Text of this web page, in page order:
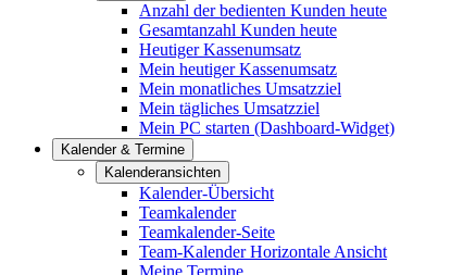
Anzahl der bedienten Kunden heute
Gesamtanzahl Kunden heute
Heutiger Kassenumsatz
Mein heutiger Kassenumsatz
Mein monatliches Umsatzziel
Mein tägliches Umsatzziel
Mein PC starten (Dashboard-Widget)
Kalender & Termine
Kalenderansichten
Kalender-Übersicht
Teamkalender
Teamkalender-Seite
Team-Kalender Horizontale Ansicht
Meine Termine